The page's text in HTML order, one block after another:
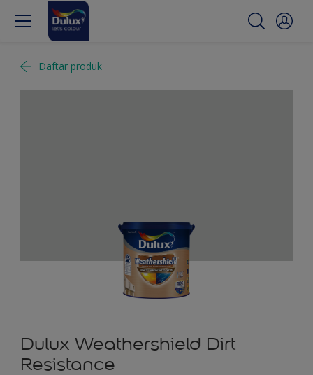
Daftar produk
Dulux Weathershield Dirt
Resistance